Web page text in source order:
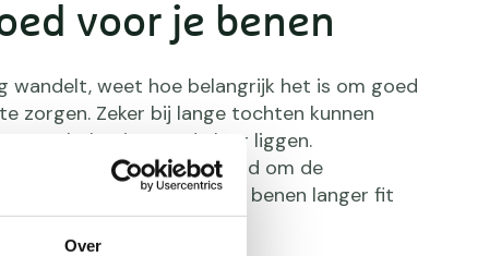
Over
voor je benen
wandelt, weet hoe belangrijk het is om goed
zorgen. Zeker bij lange tochten kunnen
en overbelasting op de loer liggen.
zijn speciaal ontwikkeld om de
bevorderen, waardoor je benen langer fit
herstellen.